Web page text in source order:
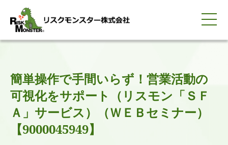
0120-259-440
資料請求
会員ログイン
簡体中文
ENGLISH
簡単操作で手間いらず！営業活動の
可視化をサポート（リスモン「ＳＦ
Ａ」サービス）（ＷＥＢセミナー）
【9000045949】